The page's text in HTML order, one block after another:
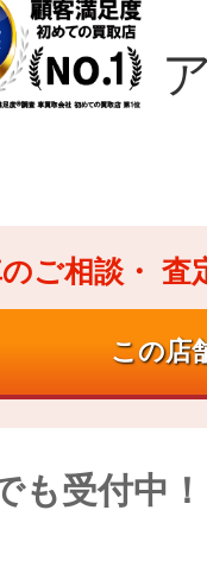
ご相談・ 査
も受付中！